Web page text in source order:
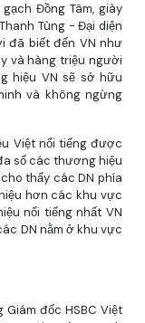
Đồng Tâm, giày
Tùng - Đại diện
đã biết đến VN như
và hàng triệu người
hiệu VN sẽ sở hữu
và không ngừng
Việt nổi tiếng được
số các thương hiệu
thấy các DN phía
hơn các khu vực
nổi tiếng nhất VN
DN nằm ở khu vực
Giám đốc HSBC Việt